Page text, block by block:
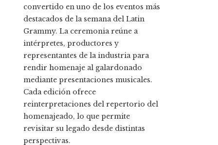
convertido en uno de los eventos más
destacados de la semana del Latin
Grammy. La ceremonia reúne a
intérpretes, productores y
representantes de la industria para
rendir homenaje al galardonado
mediante presentaciones musicales.
Cada edición ofrece
reinterpretaciones del repertorio del
homenajeado, lo que permite
revisitar su legado desde distintas
perspectivas.